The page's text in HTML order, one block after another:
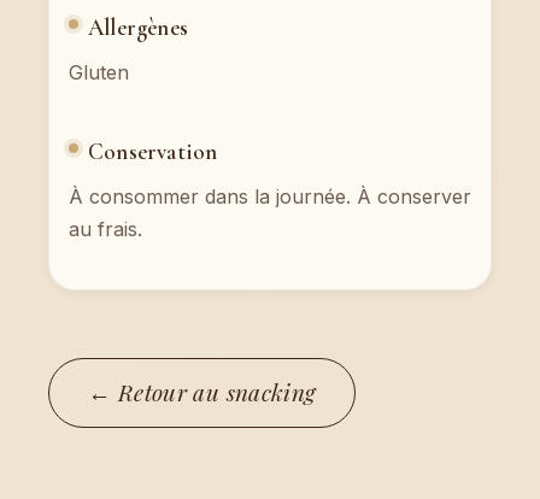
Allergènes
Gluten
Conservation
À consommer dans la journée. À conserver
au frais.
← Retour au snacking